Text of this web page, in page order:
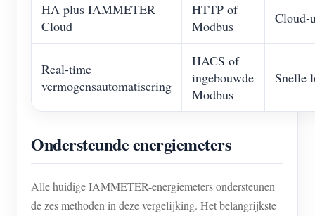
HA plus IAMMETER
Cloud
HTTP of
Modbus
Cloud-
Real-time
vermogensautomatisering
HACS of
ingebouwde
Modbus
Snelle
Ondersteunde energiemeters
Alle huidige IAMMETER-energiemeters ondersteunen
de zes methoden in deze vergelijking. Het belangrijkste